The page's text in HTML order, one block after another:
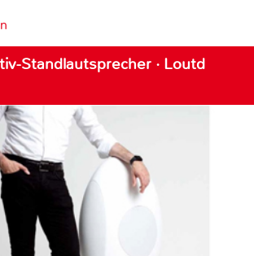
Standlautsprecher · Loutd